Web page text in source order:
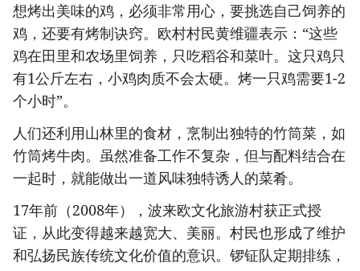
想烤出美味的鸡，必须非常用心，要挑选自己饲养的
鸡，还要有烤制诀窍。欧村村民黄维疆表示：“这些
鸡在田里和农场里饲养，只吃稻谷和菜叶。这只鸡只
有1公斤左右，小鸡肉质不会太硬。烤一只鸡需要1-2
个小时”。
人们还利用山林里的食材，烹制出独特的竹筒菜，如
竹筒烤牛肉。虽然准备工作不复杂，但与配料结合在
一起时，就能做出一道风味独特诱人的菜肴。
17年前（2008年），波来欧文化旅游村获正式授
证，从此变得越来越宽大、美丽。村民也形成了维护
和弘扬民族传统文化价值的意识。锣钲队定期排练，